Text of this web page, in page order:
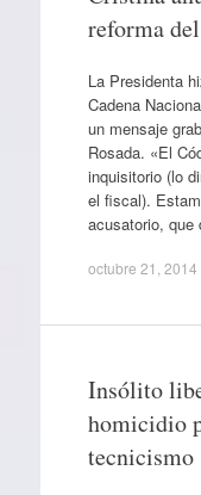
reforma
La Presidenta
Cadena
un mensaje
Rosada. «El
inquisitorio (lo
el fiscal).
acusatorio,
octubre 21, 2014
Insólito
homicidio
tecnicismo